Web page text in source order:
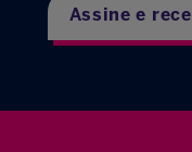
Assine e